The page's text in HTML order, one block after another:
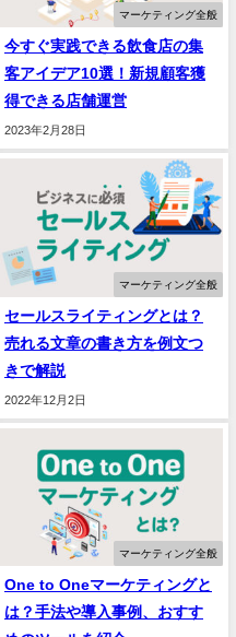
マーケティング全般
今すぐ実践できる飲食店の集
客アイデア10選！新規顧客獲
得できる店舗運営
2023年2月28日
マーケティング全般
セールスライティングとは？
売れる文章の書き方を例文つ
きで解説
2022年12月2日
マーケティング全般
One to Oneマーケティングと
は？手法や導入事例、おすす